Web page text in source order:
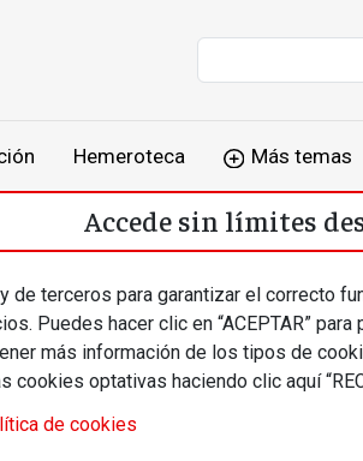
Hemeroteca Más temas
de terceros para garantizar el correcto
Puedes hacer clic en “ACEPTAR”
más información de los tipos de
cookies optativas haciendo clic aquí
de cookies
Accede sin límites